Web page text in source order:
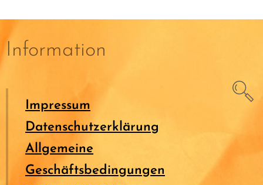
Information
Impressum
Datenschutzerklärung
Allgemeine
Geschäftsbedingungen